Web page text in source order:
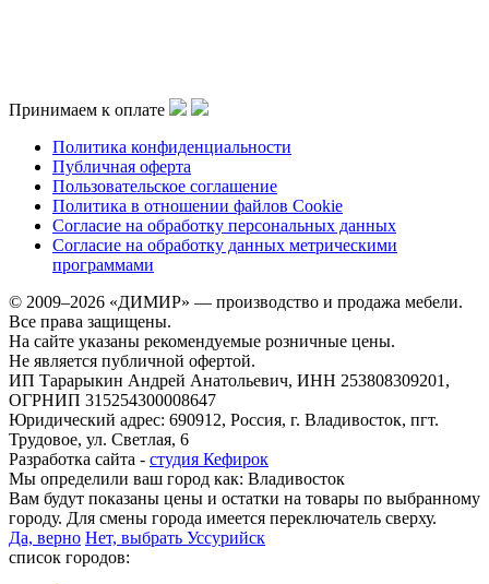
Принимаем к оплате
Политика конфиденциальности
Публичная оферта
Пользовательское соглашение
Политика в отношении файлов Cookie
Согласие на обработку персональных данных
Согласие на обработку данных метрическими
программами
© 2009–2026 «ДИМИР» — производство и продажа мебели.
Все права защищены.
На сайте указаны рекомендуемые розничные цены.
Не является публичной офертой.
ИП Тарарыкин Андрей Анатольевич, ИНН 253808309201,
ОГРНИП 315254300008647
Юридический адрес: 690912, Россия, г. Владивосток, пгт.
Трудовое, ул. Светлая, 6
Разработка сайта - студия Кефирок
Мы определили ваш город как: Владивосток
Вам будут показаны цены и остатки на товары по выбранному
городу. Для смены города имеется переключатель сверху.
Да, верно Нет, выбрать Уссурийск
список городов: